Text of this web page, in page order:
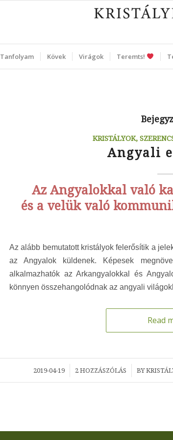
Tanfolyam Kövek Virágok Teremts!
KRISTÁLYOK,
Angyali
Az Angyalokkal való
és a velük való
Az alább bemutatott kristályok felerősítik a
az Angyalok küldenek. Képesek
alkalmazhatók az Arkangyalokkal és
könnyen összehangolódnak az angyali
Read
2019-04-19
/ 2 HOZZÁSZÓLÁS
/ BY